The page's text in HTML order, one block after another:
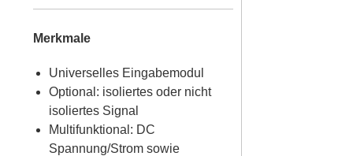
Merkmale
Universelles Eingabemodul
Optional: isoliertes oder nicht
isoliertes Signal
Multifunktional: DC
Spannung/Strom sowie